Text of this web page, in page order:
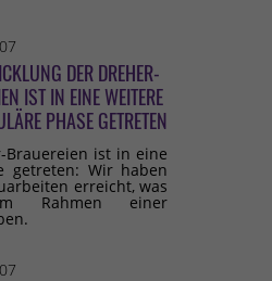
DER DREHER-
IST IN EINE WEITERE
PHASE GETRETEN
Brauereien ist in eine
getreten: Wir haben
erreicht, was
Rahmen einer